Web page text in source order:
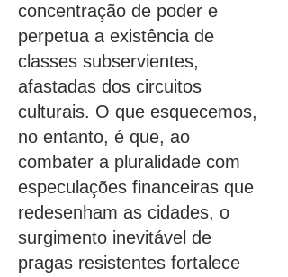
concentração de poder e
perpetua a existência de
classes subservientes,
afastadas dos circuitos
culturais. O que esquecemos,
no entanto, é que, ao
combater a pluralidade com
especulações financeiras que
redesenham as cidades, o
surgimento inevitável de
pragas resistentes fortalece